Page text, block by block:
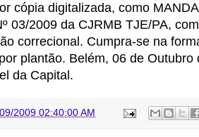
cópia digitalizada, como
03/2009 da CJRMB TJE/PA,
correcional. Cumpra-se na
plantão. Belém, 06 de
da Capital.
2009 02:40:00 AM